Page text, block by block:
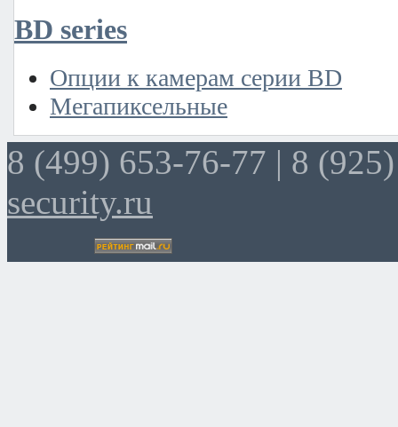
BD series
Опции к камерам серии BD
Мегапиксельные
8 (499) 653-76-77 | 8
security.ru